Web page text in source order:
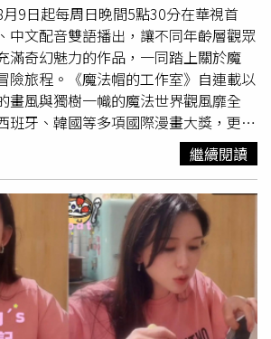
群組、配合家庭訪問、關心交友情況，
友肉搜，生活受到極大影響。對此，楊
屬所為，更質疑若家長真的長期關心
勤異常等警訊，是否真的毫無察覺？若
就不會發生。楊爸爸最後表示，無論
都無法換回兒子的生命。他一路堅持至
錢，而是希望透過楊承勳的事件，推動
修法、完善校園安全及高關懷學生輔導
不必承受與他們相同的痛苦。他說，承
果孩子的離開，能真正讓制度向前跨
，那就是一家人一路努力至今最大的
過，2023年12月25日，新北市一所
案。當時林姓少女
因不滿遭楊承勳提醒
郭姓少年替她出頭。郭男到場後先與楊
楊一再表示自己只是善意提醒，仍未能
的其中一站，即使散盡積蓄，她也要延
的精神，讓傳統藝術持續被更多人看
，陳亞蘭積極結合科技與當代表演手
形式被理解、被轉譯，也吸引更多年輕
台灣傳統戲曲文化。
9日起每周日晚間5點30分在華視首
中文配音雙語播出，讓不同年齡層觀眾
滿奇幻魅力的作品，一同踏上關於魔
險旅程。《魔法帽的工作室》自連載以
畫風與獨樹一幟的魔法世界觀風靡全
班牙、韓國等多項國際漫畫大獎，更於
界奧斯卡」之稱的美國艾斯納獎
最佳亞洲作品獎」，全球累積銷量突破
本不會魔法，但一心想成為魔法師的
得知魔法真正的秘密，進而踏入魔法師
學習與成長的過程中，逐步揭開這個
法帽的工作室》自連載以來，憑藉細
幟的魔法世界觀風靡全球。（圖／華
視動畫《魔法帽的工作室》細膩的人物
也下足功夫。聲演主角「可可」的林沛
繼續閱讀